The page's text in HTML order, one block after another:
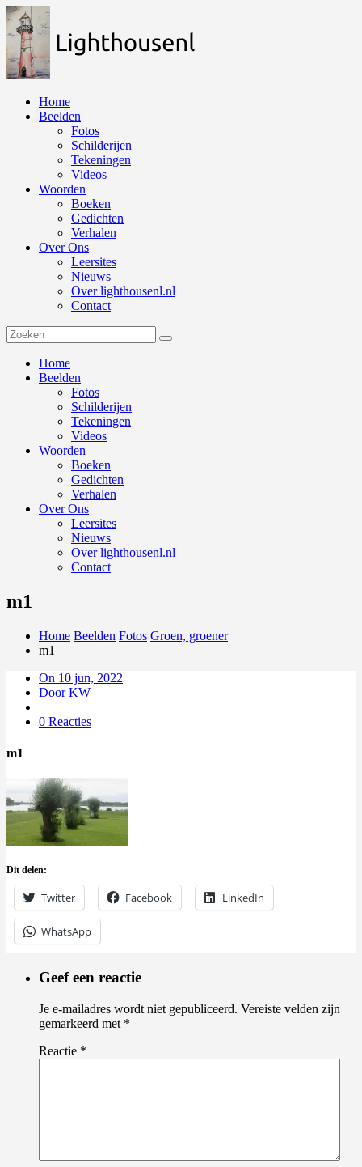
Naar
de
inhoud
springen
Home
Beelden
Fotos
Schilderijen
Tekeningen
Videos
Woorden
Boeken
Gedichten
Verhalen
Over Ons
Leersites
Nieuws
Over lighthousenl.nl
Contact
Home
Beelden
Fotos
Schilderijen
Tekeningen
Videos
Woorden
Boeken
Gedichten
Verhalen
Over Ons
Leersites
Nieuws
Over lighthousenl.nl
Contact
m1
Home Beelden Fotos Groen, groener
m1
On 10 jun, 2022
Door KW
0 Reacties
m1
Dit delen:
Twitter Facebook LinkedIn
WhatsApp
Geef een reactie
Je e-mailadres wordt niet gepubliceerd. Vereiste velden zijn
gemarkeerd met *
Reactie *